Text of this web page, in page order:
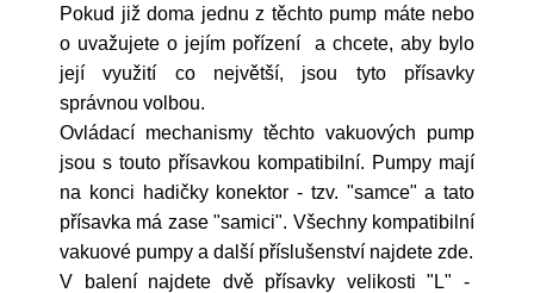
Pokud již doma jednu z těchto pump máte nebo
o uvažujete o jejím pořízení a chcete, aby bylo
její využití co největší, jsou tyto přísavky
správnou volbou.
Ovládací mechanismy těchto vakuových pump
jsou s touto přísavkou kompatibilní. Pumpy mají
na konci hadičky konektor - tzv. "samce" a tato
přísavka má zase "samici". Všechny kompatibilní
vakuové pumpy a další příslušenství najdete zde.
V balení najdete dvě přísavky velikosti "L" -